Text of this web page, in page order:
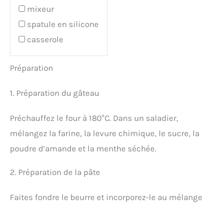
mixeur
spatule en silicone
casserole
Préparation
1. Préparation du gâteau
Préchauffez le four à 180°C. Dans un saladier,
mélangez la farine, la levure chimique, le sucre, la
poudre d’amande et la menthe séchée.
2. Préparation de la pâte
Faites fondre le beurre et incorporez-le au mélange